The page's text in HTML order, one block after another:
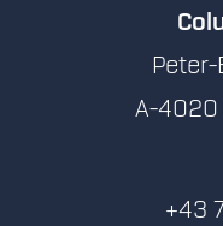
A-4020
+43